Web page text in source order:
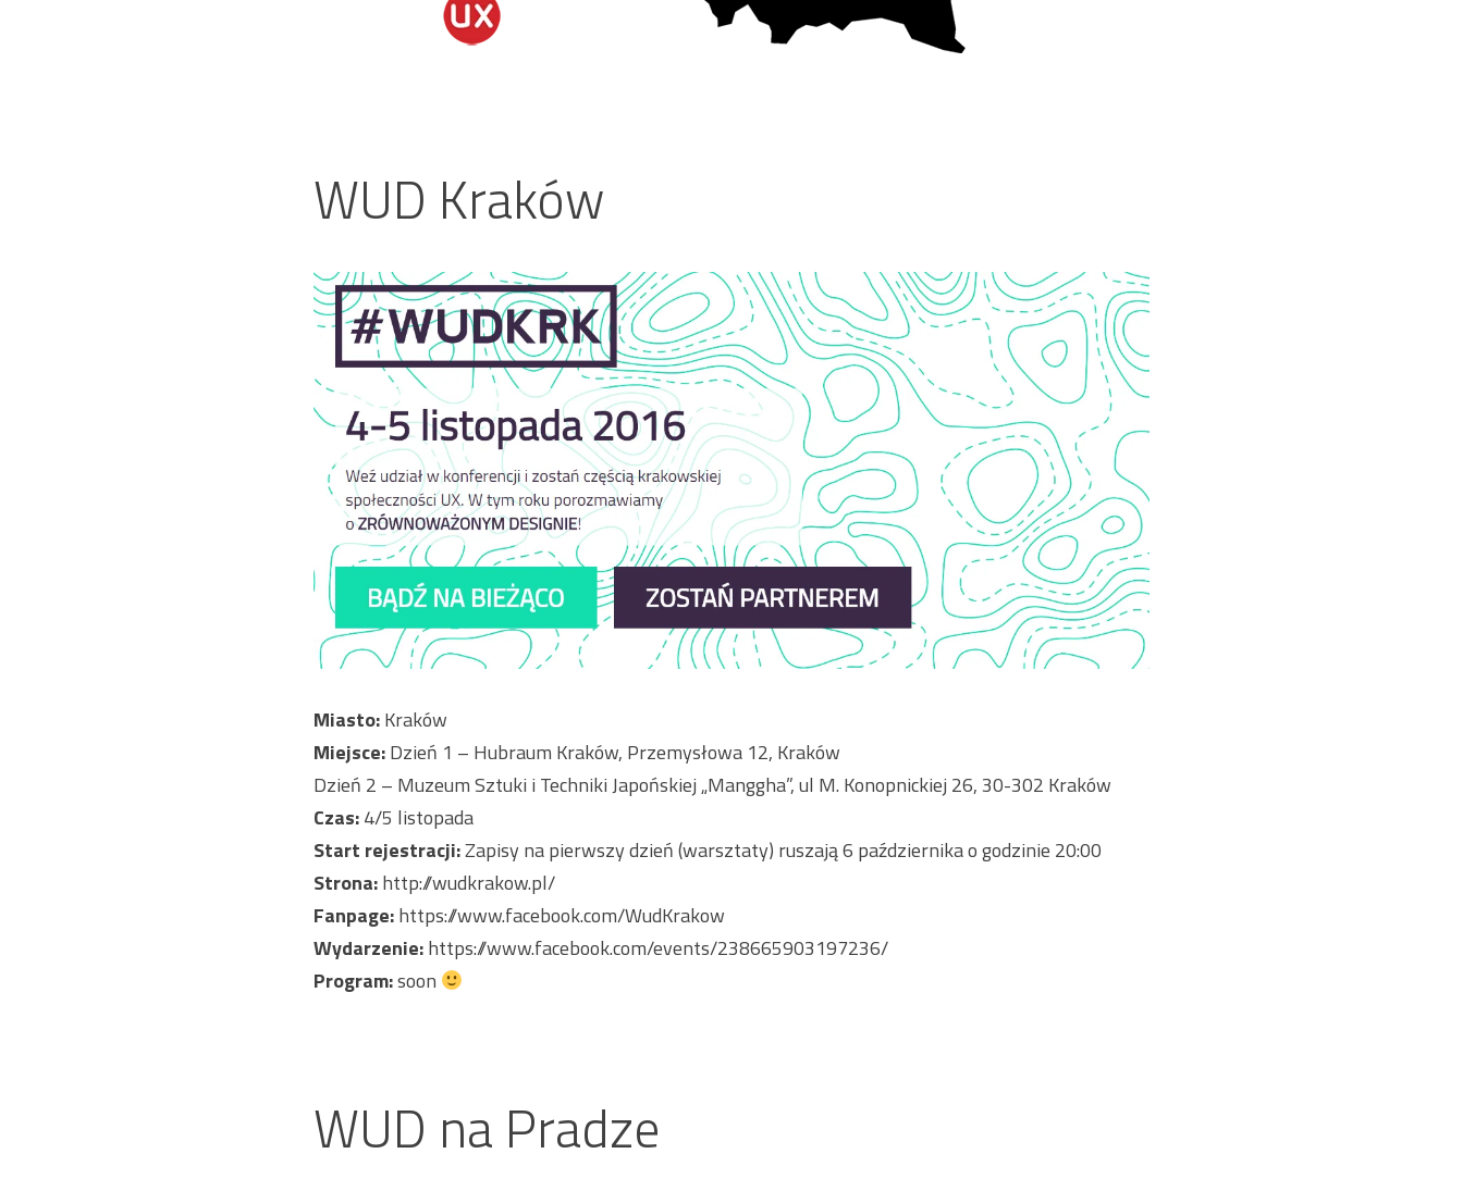
WUD Kraków
Miasto:Kraków
Miejsce:Dzień 1 – Hubraum Kraków, Przemysłowa 12, Kraków
Dzień 2 – Muzeum Sztuki i Techniki Japońskiej „Manggha”, ul M. Konopnickiej 26, 30-302 Kraków
Czas:4/5 listopada
Start rejestracji:Zapisy na pierwszy dzień (warsztaty) ruszają 6 października o godzinie 20:00
Strona:http://wudkrakow.pl/
Fanpage:https://www.facebook.com/WudKrakow
Wydarzenie:https://www.facebook.com/events/238665903197236/
Program:soon
WUD na Pradze